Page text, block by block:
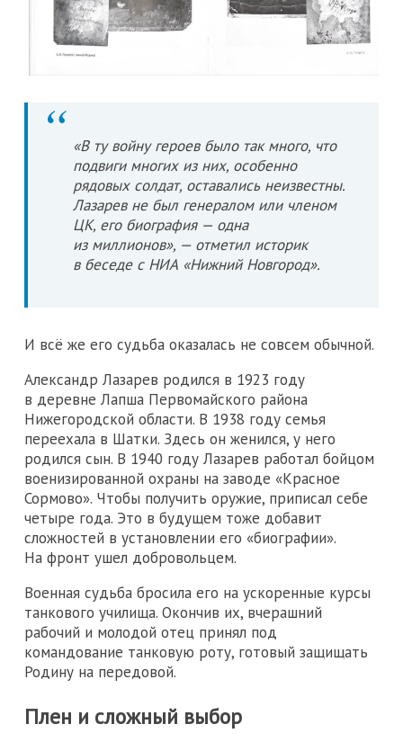
«В ту войну героев было так много, что
подвиги многих из них, особенно
рядовых солдат, оставались неизвестны.
Лазарев не был генералом или членом
ЦК, его биография — одна
из миллионов», — отметил историк
в беседе с НИА «Нижний Новгород».
И всё же его судьба оказалась не совсем обычной.
Александр Лазарев родился в 1923 году
в деревне Лапша Первомайского района
Нижегородской области. В 1938 году семья
переехала в Шатки. Здесь он женился, у него
родился сын. В 1940 году Лазарев работал бойцом
военизированной охраны на заводе «Красное
Сормово». Чтобы получить оружие, приписал себе
четыре года. Это в будущем тоже добавит
сложностей в установлении его «биографии».
На фронт ушел добровольцем.
Военная судьба бросила его на ускоренные курсы
танкового училища. Окончив их, вчерашний
рабочий и молодой отец принял под
командование танковую роту, готовый защищать
Родину на передовой.
Плен и сложный выбор